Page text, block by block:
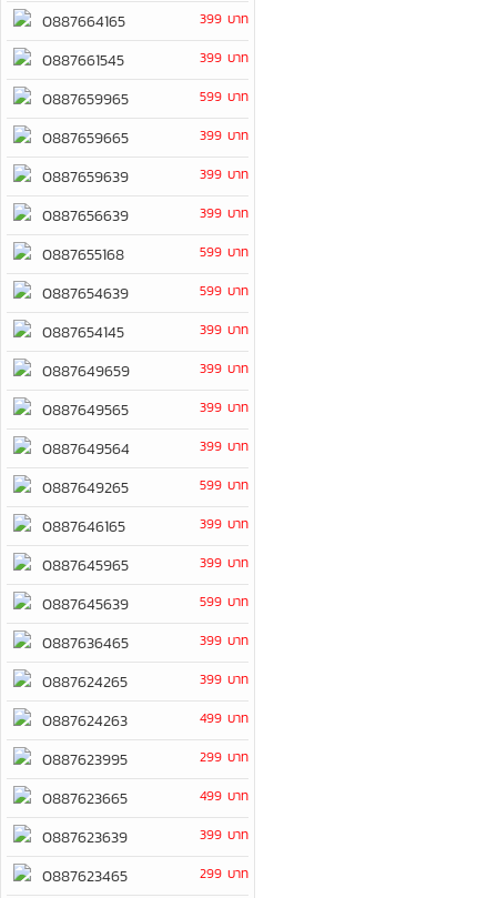
0887664165 399 บาท
0887661545 399 บาท
0887659965 599 บาท
0887659665 399 บาท
0887659639 399 บาท
0887656639 399 บาท
0887655168 599 บาท
0887654639 599 บาท
0887654145 399 บาท
0887649659 399 บาท
0887649565 399 บาท
0887649564 399 บาท
0887649265 599 บาท
0887646165 399 บาท
0887645965 399 บาท
0887645639 599 บาท
0887636465 399 บาท
0887624265 399 บาท
0887624263 499 บาท
0887623995 299 บาท
0887623665 499 บาท
0887623639 399 บาท
0887623465 299 บาท